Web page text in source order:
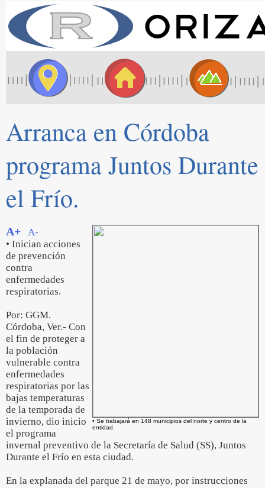
Arranca en Córdoba
programa Juntos Durante
el Frío.
• Se trabajará en 148 municipios del norte y centro de la
entidad.
A+
A-
• Inician acciones
de prevención
contra
enfermedades
respiratorias.
Por: GGM.
Córdoba, Ver.- Con
el fin de proteger a
la población
vulnerable contra
enfermedades
respiratorias por las
bajas temperaturas
de la temporada de
invierno, dio inicio
el programa
invernal preventivo de la Secretaría de Salud (SS), Juntos
Durante el Frío en esta ciudad.
En la explanada del parque 21 de mayo, por instrucciones